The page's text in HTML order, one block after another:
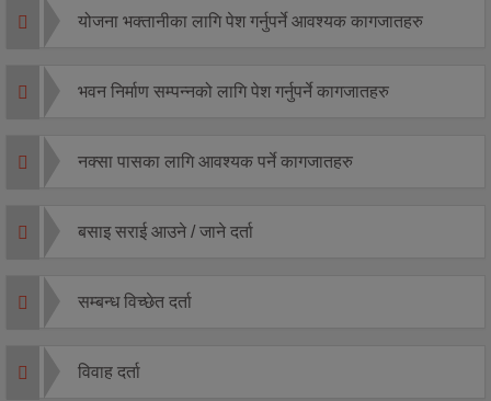
योजना भक्तानीका लागि पेश गर्नुपर्ने आवश्यक कागजातहरु
भवन निर्माण सम्पन्नको लागि पेश गर्नुपर्ने कागजातहरु
नक्सा पासका लागि आवश्यक पर्ने कागजातहरु
बसाइ सराई आउने / जाने दर्ता
सम्बन्ध विच्छेत दर्ता
विवाह दर्ता